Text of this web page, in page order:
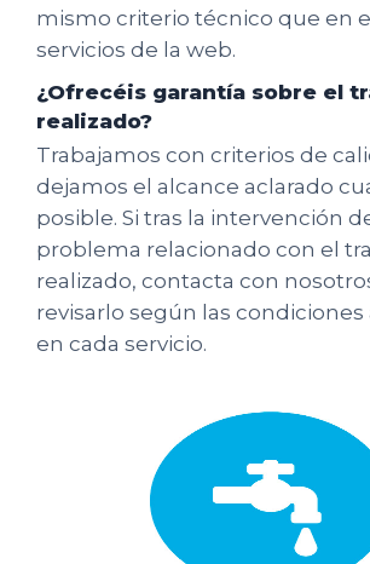
mismo criterio técnico que en
servicios de la web.
¿Ofrecéis garantía sobre el
realizado?
Trabajamos con criterios de
dejamos el alcance aclarado
posible. Si tras la intervención
problema relacionado con el
realizado, contacta con
revisarlo según las condiciones
en cada servicio.